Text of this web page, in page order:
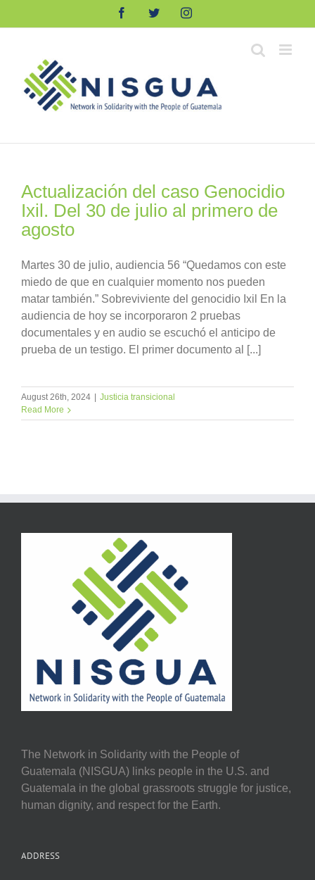
FacebookTwitterInstagram
Actualización del caso Genocidio
Ixil. Del 30 de julio al primero de
agosto
Martes 30 de julio, audiencia 56 “Quedamos con este
miedo de que en cualquier momento nos pueden
matar también.” Sobreviviente del genocidio Ixil En la
audiencia de hoy se incorporaron 2 pruebas
documentales y en audio se escuchó el anticipo de
prueba de un testigo. El primer documento al [...]
August 26th, 2024
Justicia transicional
Read More
The Network in Solidarity with the People of
Guatemala (NISGUA) links people in the U.S. and
Guatemala in the global grassroots struggle for justice,
human dignity, and respect for the Earth.
ADDRESS